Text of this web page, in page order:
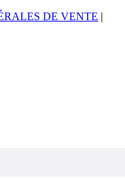
DE VENTE |